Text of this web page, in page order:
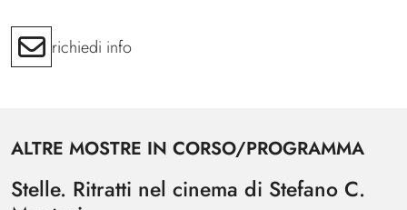
richiedi info
ALTRE MOSTRE IN CORSO/PROGRAMMA
Stelle. Ritratti nel cinema di Stefano C.